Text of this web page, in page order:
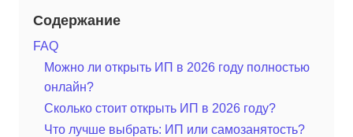
Содержание
FAQ
Можно ли открыть ИП в 2026 году полностью
онлайн?
Сколько стоит открыть ИП в 2026 году?
Что лучше выбрать: ИП или самозанятость?